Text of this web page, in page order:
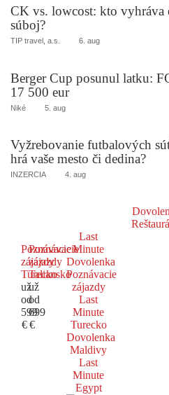
CK vs. lowcost: kto vyhráva
súboj?
TIP travel, a.s. 6. aug
Berger Cup posunul latku:
17 500 eur
Niké 5. aug
Vyžrebovanie futbalových
hrá vaše mesto či dedina?
INZERCIA 4. aug
Poznávacie
zájazdy
Turecko
už
od
599
€
Poznávacie
zájazdy
Taliansko
už
od
699
€
Last
Minute
Dovolenka
Poznávacie
zájazdy
Last
Minute
Turecko
Dovolenka
Maldivy
Last
Minute
Egypt